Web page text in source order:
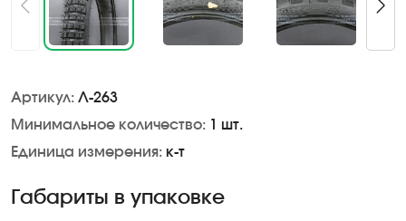
Артикул: Л-263
Минимальное количество: 1 шт.
Единица измерения: к-т
Габариты в упаковке